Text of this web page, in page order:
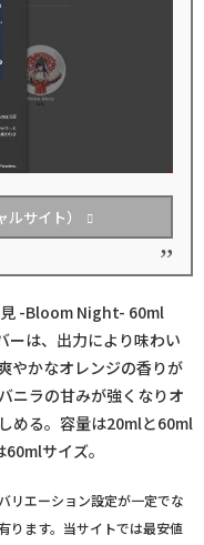
サイト）
-Bloom Night- 60ml
ーは、出力により味わい
やかなオレンジの香りが
ニラの甘みが強くなりオ
める。容量は20mlと60ml
サイズ。
リエーション設定が一定でな
ります。当サイトでは最安値